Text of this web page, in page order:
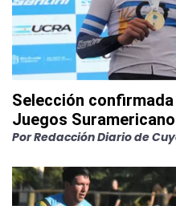
Selección
Juegos
PorRedacción Diario de